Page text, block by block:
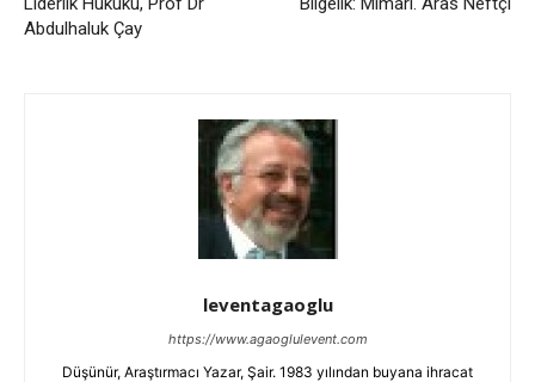
Abdulhaluk Çay
leventagaoglu
https://www.agaoglulevent.com
Düşünür, Araştırmacı Yazar, Şair. 1983 yılından buyana ihracat